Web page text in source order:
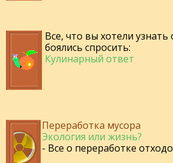
Все, что вы хотели
боялись спросить:
Кулинарный ответ
Переработка мусора
Экология или жизнь?
- Все о переработке